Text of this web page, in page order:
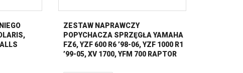
ZESTAW NAPRAWCZY
POPYCHACZA SPRZĘGŁA YAMAHA
FZ6, YZF 600 R6 ’98-06, YZF 1000 R1
’99-05, XV 1700, YFM 700 RAPTOR